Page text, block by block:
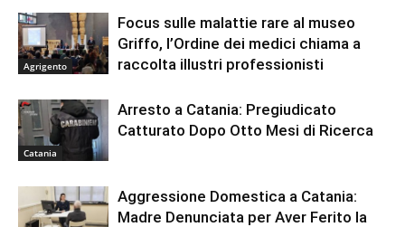
Agrigento
Focus sulle malattie rare al museo
Griffo, l’Ordine dei medici chiama a
raccolta illustri professionisti
Catania
Arresto a Catania: Pregiudicato
Catturato Dopo Otto Mesi di Ricerca
Aggressione Domestica a Catania:
Madre Denunciata per Aver Ferito la